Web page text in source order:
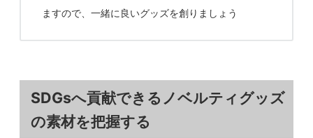
ますので、一緒に良いグッズを創りましょう
SDGsへ貢献できるノベルティグッズ
の素材を把握する